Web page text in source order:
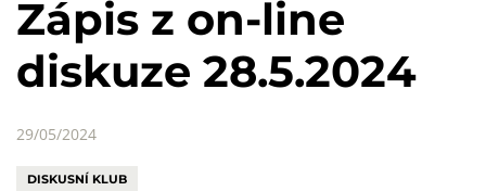
Zápis z on-line
diskuze 28.5.2024
29/05/2024
DISKUSNÍ KLUB